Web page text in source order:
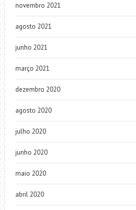
novembro 2021
agosto 2021
junho 2021
março 2021
dezembro 2020
agosto 2020
julho 2020
junho 2020
maio 2020
abril 2020